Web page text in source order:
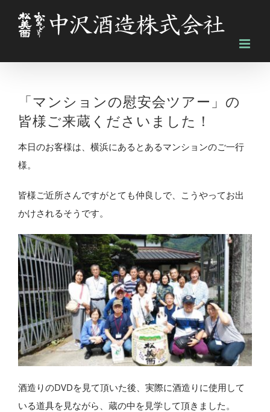
「マンションの慰安会ツアー」の
皆様ご来蔵くださいました！
本日のお客様は、横浜にあるとあるマンションのご一行
様。
皆様ご近所さんですがとても仲良しで、こうやってお出
かけされるそうです。
酒造りのDVDを見て頂いた後、実際に酒造りに使用して
いる道具を見ながら、蔵の中を見学して頂きました。